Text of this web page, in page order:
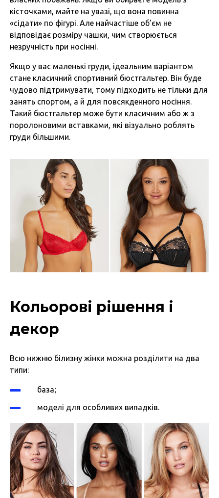
кісточками, майте на увазі, що вона повинна
«сідати» по фігурі. Але найчастіше об’єм не
відповідає розміру чашки, чим створюється
незручність при носінні.
Якщо у вас маленькі груди, ідеальним варіантом
стане класичний спортивний бюстгальтер. Він буде
чудово підтримувати, тому підходить не тільки для
занять спортом, а й для повсякденного носіння.
Такий бюстгальтер може бути класичним або ж з
поролоновими вставками, які візуально роблять
груди більшими.
Кольорові рішення і
декор
Всю нижню білизну жінки можна розділити на два
типи:
база;
моделі для особливих випадків.